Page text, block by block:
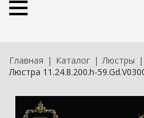
Главная Каталог Люстры
Люстра 11.24.8.200.h-